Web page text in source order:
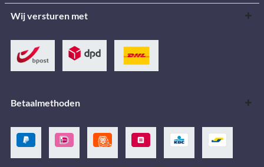
Wij versturen met
Betaalmethoden